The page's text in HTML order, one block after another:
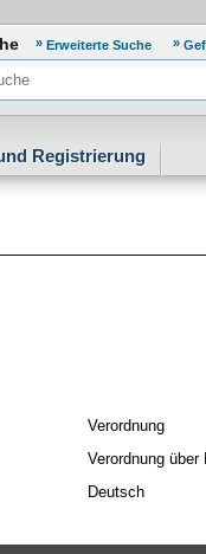
Erweiterte Suche
Registrierung
Verordnung
Verordnung
Deutsch